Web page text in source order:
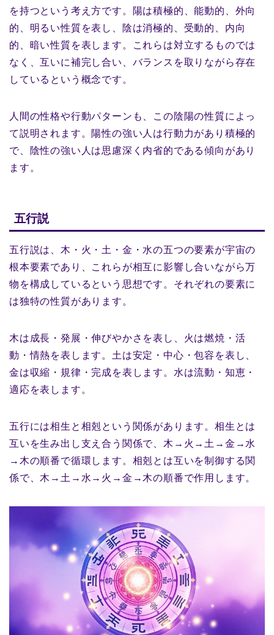
を持つという考え方です。陽は積極的、能動的、外向
的、明るい性質を表し、陰は消極的、受動的、内向
的、暗い性質を表します。これらは対立するものでは
なく、互いに補完し合い、バランスを取りながら存在
しているという概念です。
人間の性格や行動パターンも、この陰陽の性質によっ
て説明されます。陽性の強い人は行動力があり積極的
で、陰性の強い人は思慮深く内省的である傾向があり
ます。
五行説
五行説は、木・火・土・金・水の五つの要素が宇宙の
根本要素であり、これらが相互に影響し合いながら万
物を構成しているという思想です。それぞれの要素に
は独特の性質があります。
木は成長・発展・伸びやかさを表し、火は燃焼・活
動・情熱を表します。土は安定・中心・包容を表し、
金は収縮・規律・完成を表します。水は流動・知恵・
適応を表します。
五行には相生と相剋という関係があります。相生とは
互いを生み出し支え合う関係で、木→火→土→金→水
→木の順番で循環します。相剋とは互いを制御する関
係で、木→土→水→火→金→木の順番で作用します。